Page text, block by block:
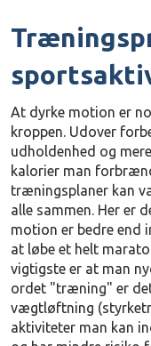
At dyrke motion er
kroppen. Udover
udholdenhed og
kalorier man
træningsplaner kan
alle sammen. Her er
motion er bedre end
at løbe et helt
vigtigste er at man
ordet "træning" er
vægtløftning
aktiviteter man kan